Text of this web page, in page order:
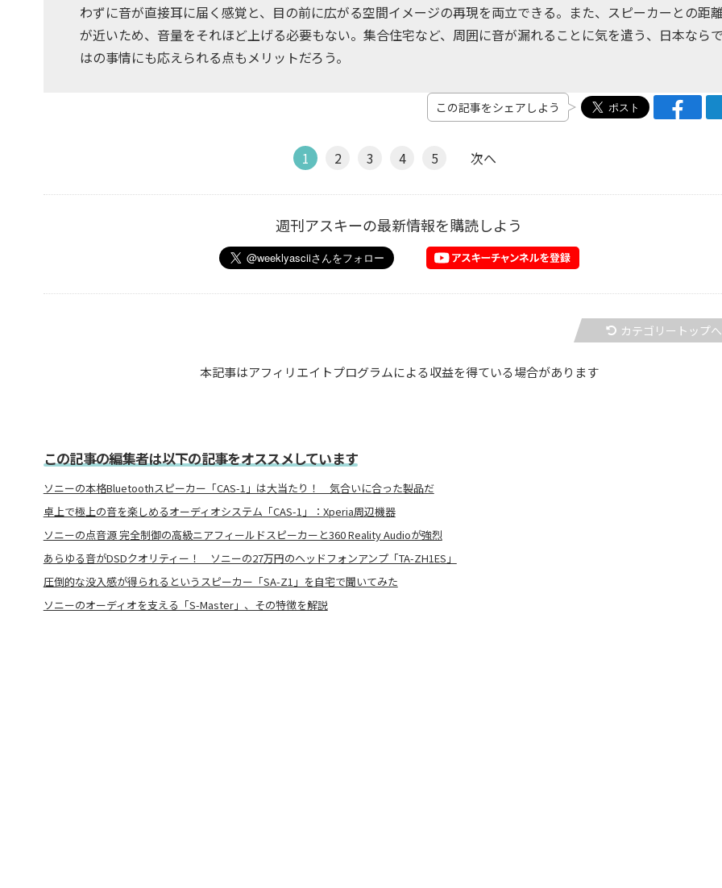
わずに音が直接耳に届く感覚と、目の前に広がる空間イメージの再現を両立できる。また、スピーカーとの距
が近いため、音量をそれほど上げる必要もない。集合住宅など、周囲に音が漏れることに気を遣う、日本なら
はの事情にも応えられる点もメリットだろう。
この記事をシェアしよう
1 2 3 4 5 次へ
週刊アスキーの最新情報を購読しよう
カテゴリートップへ
本記事はアフィリエイトプログラムによる収益を得ている場合があります
この記事の編集者は以下の記事をオススメしています
ソニーの本格Bluetoothスピーカー「CAS-1」は大当たり！ 気合いに合った製品だ
卓上で極上の音を楽しめるオーディオシステム「CAS-1」：Xperia周辺機器
ソニーの点音源 完全制御の高級ニアフィールドスピーカーと360 Reality Audioが強烈
あらゆる音がDSDクオリティー！ ソニーの27万円のヘッドフォンアンプ「TA-ZH1ES」
圧倒的な没入感が得られるというスピーカー「SA-Z1」を自宅で聞いてみた
ソニーのオーディオを支える「S-Master」、その特徴を解説